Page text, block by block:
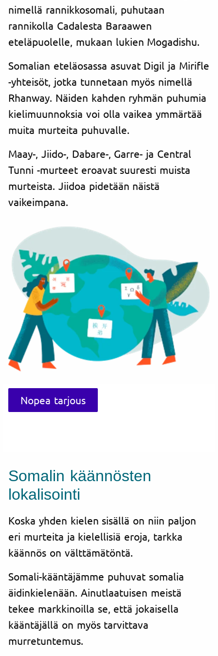
nimellä rannikkosomali, puhutaan
rannikolla Cadalesta Baraawen
eteläpuolelle, mukaan lukien Mogadishu.
Somalian eteläosassa asuvat Digil ja Mirifle
-yhteisöt, jotka tunnetaan myös nimellä
Rhanway. Näiden kahden ryhmän puhumia
kielimuunnoksia voi olla vaikea ymmärtää
muita murteita puhuvalle.
Maay-, Jiido-, Dabare-, Garre- ja Central
Tunni -murteet eroavat suuresti muista
murteista. Jiidoa pidetään näistä
vaikeimpana.
Nopea tarjous
Somalin käännösten
lokalisointi
Koska yhden kielen sisällä on niin paljon
eri murteita ja kielellisiä eroja, tarkka
käännös on välttämätöntä.
Somali-kääntäjämme puhuvat somalia
äidinkielenään. Ainutlaatuisen meistä
tekee markkinoilla se, että jokaisella
kääntäjällä on myös tarvittava
murretuntemus.